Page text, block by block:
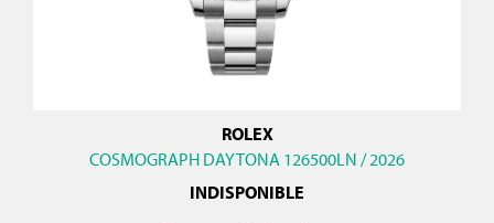
ROLEX
COSMOGRAPH DAYTONA 126500LN / 2026
INDISPONIBLE